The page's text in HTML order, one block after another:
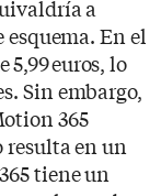
a
esquema. En el
euros, lo
Sin embargo,
365
resulta en un
tiene un